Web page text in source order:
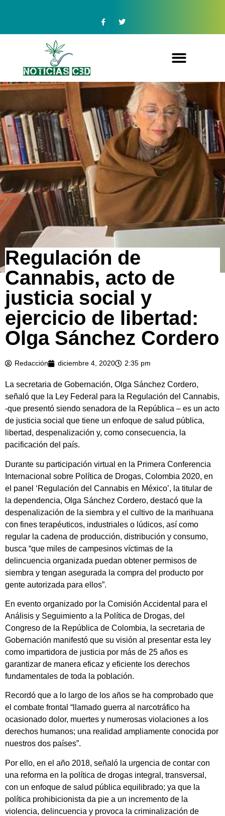
Regulación de
Cannabis, acto de
justicia social y
ejercicio de libertad:
Olga Sánchez Cordero
Redacción diciembre 4, 2020 2:35 pm
La secretaria de Gobernación, Olga Sánchez Cordero,
señaló que la Ley Federal para la Regulación del Cannabis,
-que presentó siendo senadora de la República – es un acto
de justicia social que tiene un enfoque de salud pública,
libertad, despenalización y, como consecuencia, la
pacificación del país.
Durante su participación virtual en la Primera Conferencia
Internacional sobre Política de Drogas, Colombia 2020, en
el panel ‘Regulación del Cannabis en México’, la titular de
la dependencia, Olga Sánchez Cordero, destacó que la
despenalización de la siembra y el cultivo de la marihuana
con fines terapéuticos, industriales o lúdicos, así como
regular la cadena de producción, distribución y consumo,
busca “que miles de campesinos víctimas de la
delincuencia organizada puedan obtener permisos de
siembra y tengan asegurada la compra del producto por
gente autorizada para ellos”.
En evento organizado por la Comisión Accidental para el
Análisis y Seguimiento a la Política de Drogas, del
Congreso de la República de Colombia, la secretaria de
Gobernación manifestó que su visión al presentar esta ley
como impartidora de justicia por más de 25 años es
garantizar de manera eficaz y eficiente los derechos
fundamentales de toda la población.
Recordó que a lo largo de los años se ha comprobado que
el combate frontal “llamado guerra al narcotráfico ha
ocasionado dolor, muertes y numerosas violaciones a los
derechos humanos; una realidad ampliamente conocida por
nuestros dos países”.
Por ello, en el año 2018, señaló la urgencia de contar con
una reforma en la política de drogas integral, transversal,
con un enfoque de salud pública equilibrado; ya que la
política prohibicionista da pie a un incremento de la
violencia, delincuencia y provoca la criminalización de